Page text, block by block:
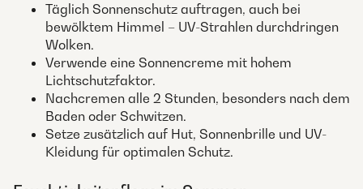
Täglich Sonnenschutz auftragen, auch bei
bewölktem Himmel – UV-Strahlen durchdringen
Wolken.
Verwende eine Sonnencreme mit hohem
Lichtschutzfaktor.
Nachcremen alle 2 Stunden, besonders nach dem
Baden oder Schwitzen.
Setze zusätzlich auf Hut, Sonnenbrille und UV-
Kleidung für optimalen Schutz.